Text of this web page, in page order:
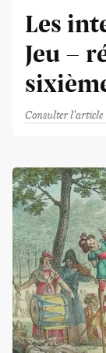
Les
Jeu -
Consulter l'article